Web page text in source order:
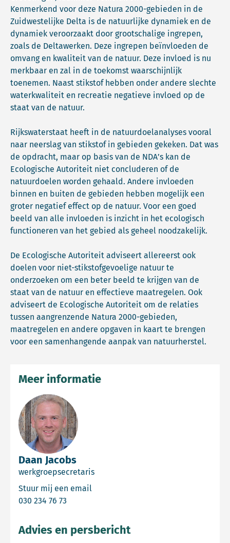
Kenmerkend voor deze Natura 2000-gebieden in de
Zuidwestelijke Delta is de natuurlijke dynamiek en de
dynamiek veroorzaakt door grootschalige ingrepen,
zoals de Deltawerken. Deze ingrepen beïnvloeden de
omvang en kwaliteit van de natuur. Deze invloed is nu
merkbaar en zal in de toekomst waarschijnlijk
toenemen. Naast stikstof hebben onder andere slechte
waterkwaliteit en recreatie negatieve invloed op de
staat van de natuur.
Rijkswaterstaat heeft in de natuurdoelanalyses vooral
naar neerslag van stikstof in gebieden gekeken. Dat was
de opdracht, maar op basis van de NDA’s kan de
Ecologische Autoriteit niet concluderen of de
natuurdoelen worden gehaald. Andere invloeden
binnen en buiten de gebieden hebben mogelijk een
groter negatief effect op de natuur. Voor een goed
beeld van alle invloeden is inzicht in het ecologisch
functioneren van het gebied als geheel noodzakelijk.
De Ecologische Autoriteit adviseert allereerst ook
doelen voor niet-stikstofgevoelige natuur te
onderzoeken om een beter beeld te krijgen van de
staat van de natuur en effectieve maatregelen. Ook
adviseert de Ecologische Autoriteit om de relaties
tussen aangrenzende Natura 2000-gebieden,
maatregelen en andere opgaven in kaart te brengen
voor een samenhangende aanpak van natuurherstel.
Daan Jacobs
werkgroepsecretaris
Stuur mij een email
030 234 76 73
Meer informatie
Advies en persbericht